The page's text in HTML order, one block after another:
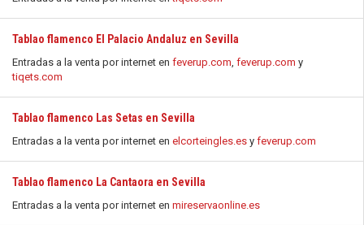
Tablao flamenco El Palacio Andaluz en Sevilla
Entradas a la venta por internet en feverup.com, feverup.com y
tiqets.com
Tablao flamenco Las Setas en Sevilla
Entradas a la venta por internet en elcorteingles.es y feverup.com
Tablao flamenco La Cantaora en Sevilla
Entradas a la venta por internet en mireservaonline.es